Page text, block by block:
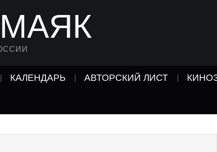
КАЛЕНДАРЬ АВТОРСКИЙ ЛИСТ